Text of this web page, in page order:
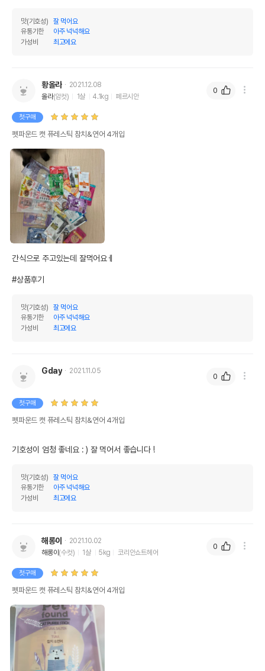
맛(기호성)
잘 먹어요
유통기한
아주 넉넉해요
가성비
최고에요
황올라
2021.12.08
올라(암컷) 1살 4.1kg 페르시안
첫구매
펫파운드 캣 퓨레스틱 참치&연어 4개입
간식으로 주고있는데 잘먹어요ㅔ
#상품후기
맛(기호성)
잘 먹어요
유통기한
아주 넉넉해요
가성비
최고에요
0
Gday 2021.11.05
첫구매
펫파운드 캣 퓨레스틱 참치&연어 4개입
기호성이 엄청 좋네요 : ) 잘 먹어서 좋습니다 !
맛(기호성)
잘 먹어요
유통기한
아주 넉넉해요
가성비
최고에요
0
해롱이
2021.10.02
해롱이(수컷) 1살 5kg 코리안쇼트헤어
첫구매
펫파운드 캣 퓨레스틱 참치&연어 4개입
0